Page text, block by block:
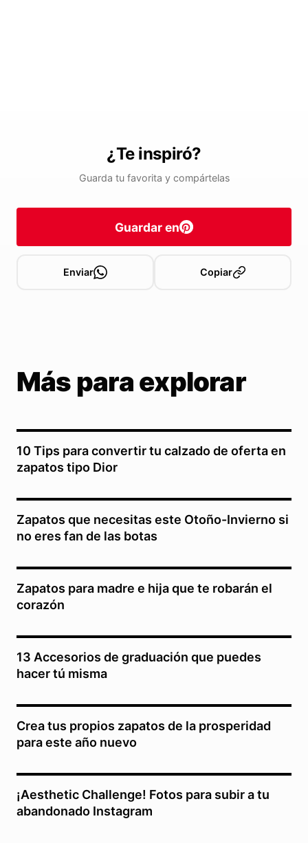
¿Te inspiró?
Guarda tu favorita y compártelas
Guardar en
Enviar Copiar
Más para explorar
10 Tips para convertir tu calzado de oferta en
zapatos tipo Dior
Zapatos que necesitas este Otoño-Invierno si
no eres fan de las botas
Zapatos para madre e hija que te robarán el
corazón
13 Accesorios de graduación que puedes
hacer tú misma
Crea tus propios zapatos de la prosperidad
para este año nuevo
¡Aesthetic Challenge! Fotos para subir a tu
abandonado Instagram